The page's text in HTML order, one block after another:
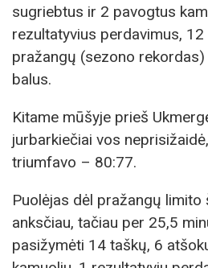
sugriebtus ir 2 pavogtus
rezultatyvius perdavimus,
pražangų (sezono
balus.
Kitame mūšyje prieš
jurbarkiečiai vos
triumfavo – 80:77.
Puolėjas dėl pražangų limito
anksčiau, tačiau per 25,5
pasižymėti 14 taškų, 6